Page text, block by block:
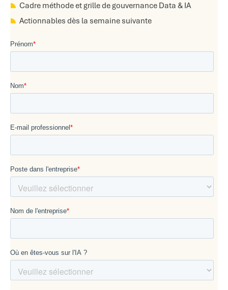
Cadre méthode et grille de gouvernance Data & IA
Actionnables dès la semaine suivante